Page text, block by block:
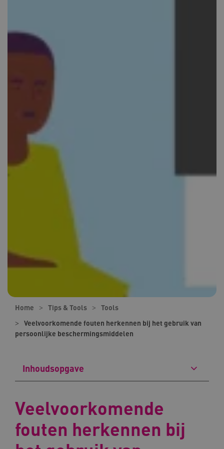
Home Tips & Tools
Tools
Veelvoorkomende fouten herkennen bij het gebruik van
persoonlijke beschermingsmiddelen
Inhoudsopgave
Veelvoorkomende
fouten herkennen bij